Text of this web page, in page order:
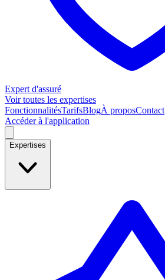
Expert d'assuré
Voir toutes les expertises
FonctionnalitésTarifsBlogÀ proposContact
Accéder à l'application
Expertises